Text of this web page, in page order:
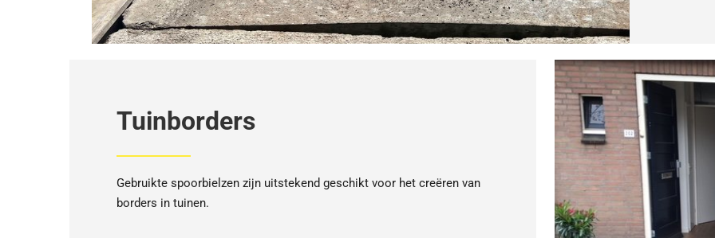
Tuinborders
Gebruikte spoorbielzen zijn uitstekend geschikt voor het creëren van
borders in tuinen.